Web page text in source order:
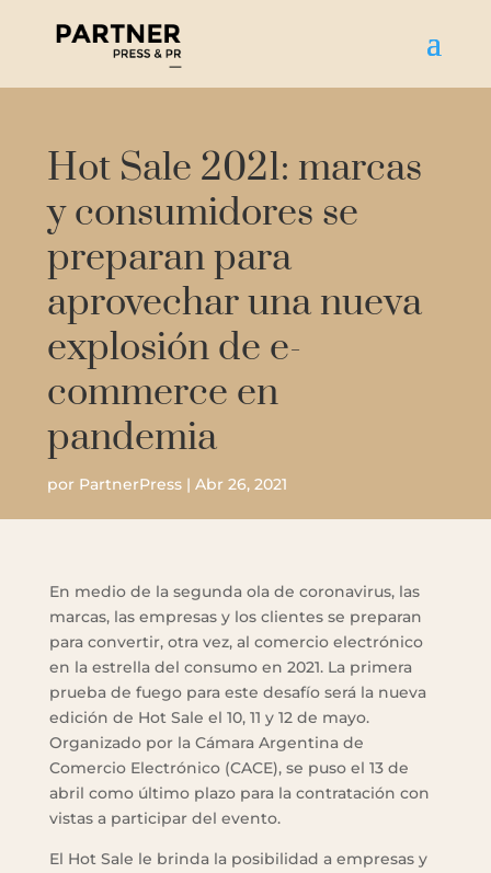
Hot Sale 2021: marcas
y consumidores se
preparan para
aprovechar una nueva
explosión de e-
commerce en
pandemia
por PartnerPress| Abr 26, 2021
En medio de la segunda ola de coronavirus, las
marcas, las empresas y los clientes se preparan
para convertir, otra vez, al comercio electrónico
en la estrella del consumo en 2021. La primera
prueba de fuego para este desafío será la nueva
edición de Hot Sale el 10, 11 y 12 de mayo.
Organizado por la Cámara Argentina de
Comercio Electrónico (CACE), se puso el 13 de
abril como último plazo para la contratación con
vistas a participar del evento.
El Hot Sale le brinda la posibilidad a empresas y